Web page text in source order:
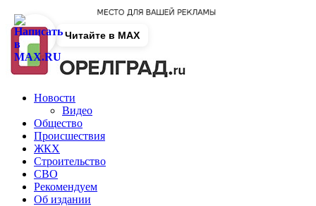
Новости
Видео
Общество
Происшествия
ЖКХ
Строительство
СВО
Рекомендуем
Об издании
Читайте в MAX